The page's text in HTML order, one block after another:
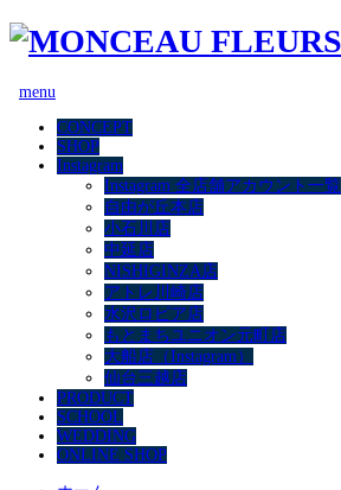
menu
CONCEPT
SHOP
Instagram
Instagram 全店舗アカウント一覧
自由が丘本店
小石川店
中延店
NISHIGINZA店
アトレ川崎店
水沢ロピア店
もとまちユニオン元町店
大船店（Instagram）
仙台三越店
PRODUCT
SCHOOL
WEDDING
ONLINE SHOP